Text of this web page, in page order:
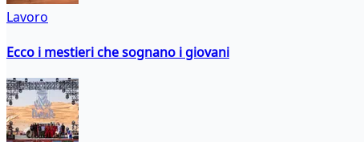
Lavoro
Ecco i mestieri che sognano i giovani